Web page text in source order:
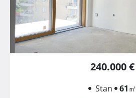
240.000 €
Stan 61㎡